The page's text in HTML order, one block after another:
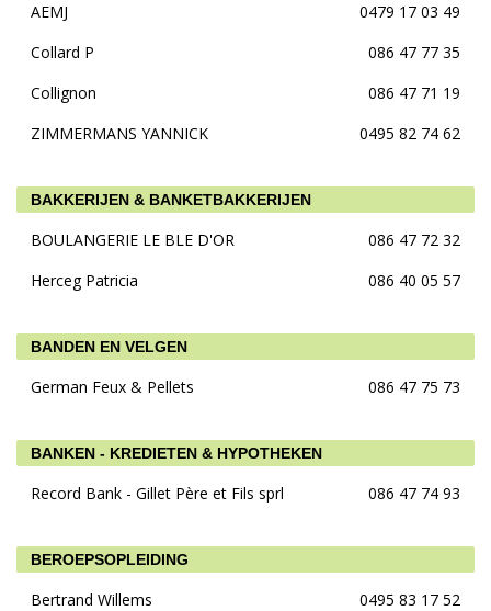
AEMJ
0479 17 03 49
Collard P
086 47 77 35
Collignon
086 47 71 19
ZIMMERMANS YANNICK
0495 82 74 62
BAKKERIJEN & BANKETBAKKERIJEN
BOULANGERIE LE BLE D'OR
086 47 72 32
Herceg Patricia
086 40 05 57
BANDEN EN VELGEN
German Feux & Pellets 086 47 75 73
BANKEN - KREDIETEN & HYPOTHEKEN
Record Bank - Gillet Père et Fils sprl 086 47 74 93
BEROEPSOPLEIDING
Bertrand Willems 0495 83 17 52